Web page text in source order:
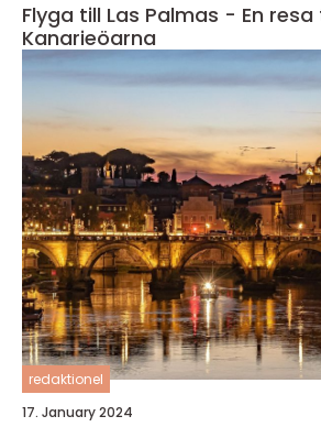
Flyga till Las Palmas - En resa
Kanarieöarna
redaktionel
17. January 2024